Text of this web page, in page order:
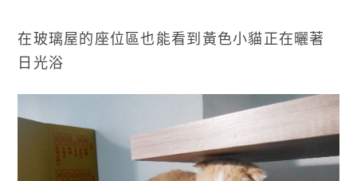
在玻璃屋的座位區也能看到黃色小貓正在曬著
日光浴